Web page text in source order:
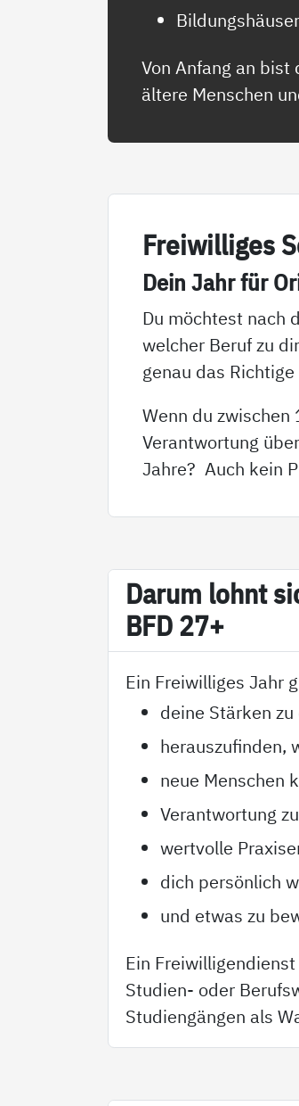
Von Anfang an
ältere Menschen
Frei­wil­li­ges
Dein Jahr für
Du möchtest nach
welcher Beruf zu
genau das
Wenn du
Verantwortung
Jahre? Auch kein
Dar­um lohnt
BFD 27+
Ein Freiwilliges Jahr
deine Stärken
herauszufinden,
neue Menschen
Verantwortung
wertvolle
dich persönlich
und etwas zu
Ein
Studien- oder
Studiengängen als